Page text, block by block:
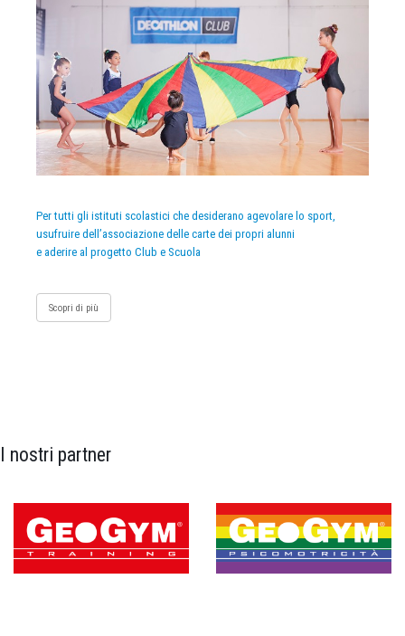
Per tutti gli istituti scolastici che desiderano agevolare lo sport,
usufruire dell’associazione delle carte dei propri alunni
e aderire al progetto Club e Scuola
Scopri di più
I nostri partner